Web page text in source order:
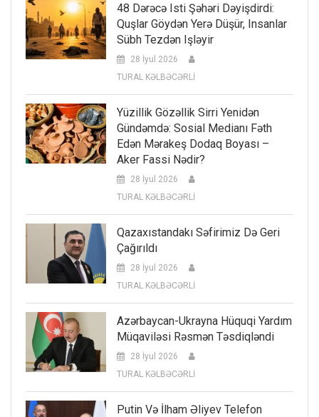
48 Dərəcə Isti Şəhəri Dəyişdirdi:
Quşlar Göydən Yerə Düşür, Insanlar
Sübh Tezdən Işləyir
28 İyul 2026
TURAL KƏLBƏCƏRLİ
Yüzillik Gözəllik Sirri Yenidən
Gündəmdə: Sosial Medianı Fəth
Edən Mərakeş Dodaq Boyası –
Aker Fassi Nədir?
28 İyul 2026
TURAL KƏLBƏCƏRLİ
Qazaxıstandakı Səfirimiz Də Geri
Çağırıldı
28 İyul 2026
TURAL KƏLBƏCƏRLİ
Azərbaycan-Ukrayna Hüquqi Yardım
Müqaviləsi Rəsmən Təsdiqləndi
28 İyul 2026
TURAL KƏLBƏCƏRLİ
Putin Və İlham Əliyev Telefon